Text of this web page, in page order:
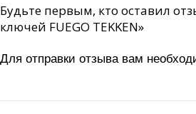
Будьте первым, кто оставил
ключей FUEGO TEKKEN»
Для отправки отзыва вам